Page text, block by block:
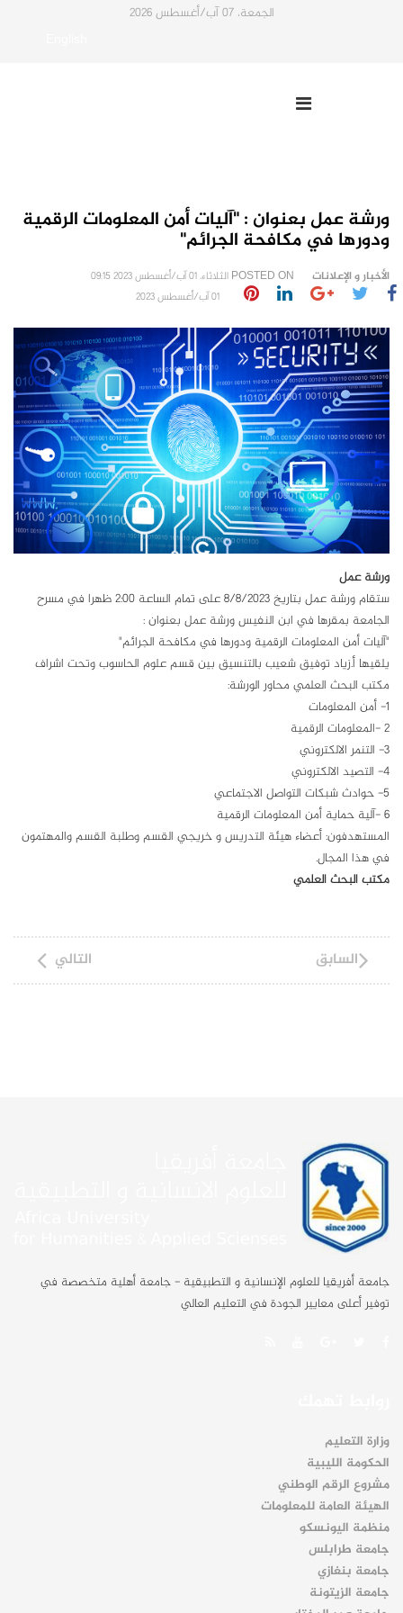
الجمعة، 07 آب/أغسطس 2026
ورشة عمل بعنوان : "آليات أمن المعلومات الرقمية
ودورها في مكافحة الجرائم"
الأخبار و الإعلانات POSTED ON الثلاثاء، 01 آب/أغسطس 2023 09:15
01 آب/أغسطس 2023
ورشة عمل
ستقام ورشة عمل بتاريخ 8/8/2023 على تمام الساعة 2:00 ظهرا في مسرح
الجامعة بمقرها في ابن النفيس ورشة عمل بعنوان :
"آليات أمن المعلومات الرقمية ودورها في مكافحة الجرائم"
يلقيها أ.زياد توفيق شعيب بالتنسيق بين قسم علوم الحاسوب وتحت اشراف
مكتب البحث العلمي محاور الورشة:
1- أمن المعلومات
2-المعلومات الرقمية
3- التنمر الالكتروني
4- التصيد الالكتروني
5- حوادث شبكات التواصل الاجتماعي
6 -آلية حماية أمن المعلومات الرقمية
المستهدفون: أعضاء هيئة التدريس و خريجي القسم وطلبة القسم والمهتمون
في هذا المجال.
مكتب البحث العلمي
السابق التالي
جامعة أفريقيا للعلوم الإنسانية و التطبيقية - جامعة أهلية متخصصة في
توفير أعلى معايير الجودة في التعليم العالي
وزارة التعليم
الحكومة الليبية
مشروع الرقم الوطني
الهيئة العامة للمعلومات
منظمة اليونسكو
جامعة طرابلس
جامعة بنغازي
جامعة الزيتونة